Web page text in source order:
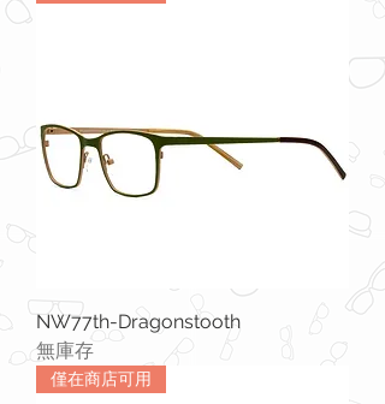
NW77th-Dragonstooth
無庫存
僅在商店可用